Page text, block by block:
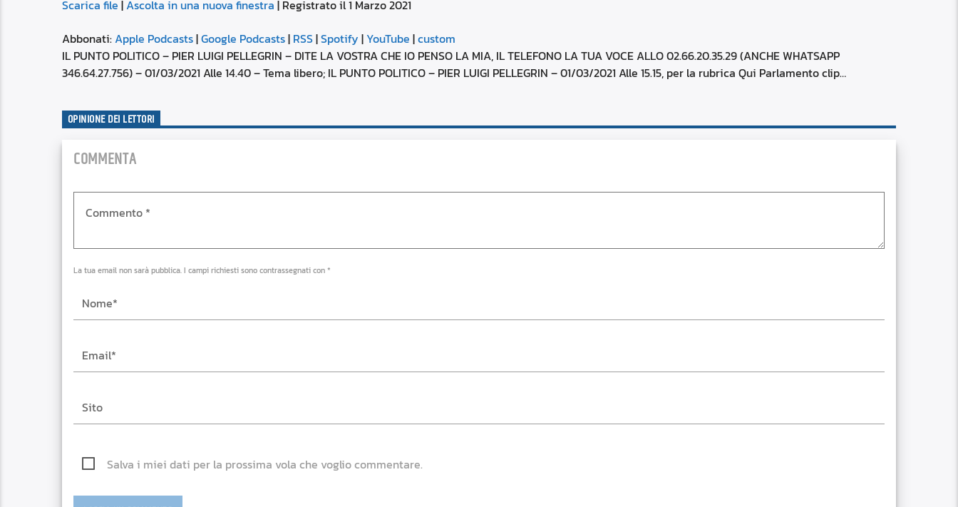
volume.
SUBSCRIBE SHARE
Spotify
LINK
EMBED
Scarica file |Ascolta in una nuova finestra | Registrato il 1 Marzo 2021
Abbonati:Apple Podcasts|Google Podcasts| RSS|Spotify | YouTube |custom
IL PUNTO POLITICO – PIER LUIGI PELLEGRIN – DITE LA VOSTRA CHE IO PENSO LA MIA, IL TELEFONO LA TUA VOCE ALLO 02.66.20.35.29 (ANCHE WHATSAPP
346.64.27.756) – 01/03/2021 Alle 14.40 – Tema libero; IL PUNTO POLITICO – PIER LUIGI PELLEGRIN – 01/03/2021 Alle 15.15, per la rubrica Qui Parlamento clip…
OPINIONE DEI LETTORI
COMMENTA
La tua email non sarà pubblica. I campi richiesti sono contrassegnati con *
Salva i miei dati per la prossima vola che voglio commentare.